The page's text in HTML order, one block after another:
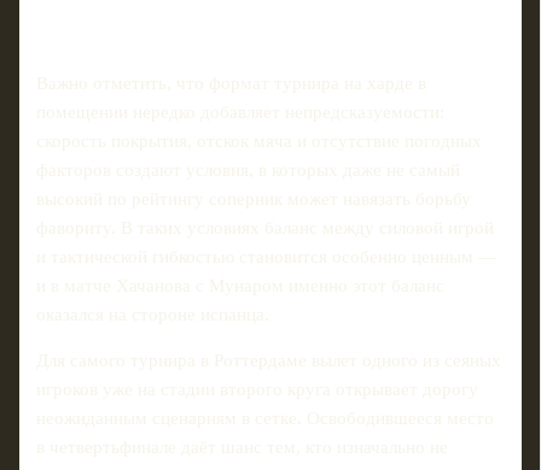
Важно отметить, что формат турнира на харде в
помещении нередко добавляет непредсказуемости:
скорость покрытия, отскок мяча и отсутствие погодных
факторов создают условия, в которых даже не самый
высокий по рейтингу соперник может навязать борьбу
фавориту. В таких условиях баланс между силовой игрой
и тактической гибкостью становится особенно ценным —
и в матче Хачанова с Мунаром именно этот баланс
оказался на стороне испанца.
Для самого турнира в Роттердаме вылет одного из сеяных
игроков уже на стадии второго круга открывает дорогу
неожиданным сценариям в сетке. Освободившееся место
в четвертьфинале даёт шанс тем, кто изначально не